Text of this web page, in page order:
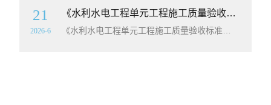
21
2026-6
《水利水电工程单元工程施工质量验收标准第6部分：水轮发电机组及辅助设备系统安装工程》（SL/T631.6-2025）【全文附高清